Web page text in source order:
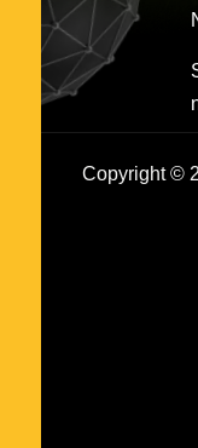
Copyright ©